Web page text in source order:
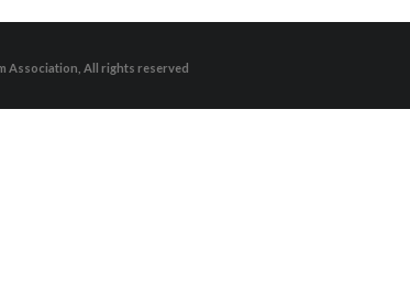
Association, All rights reserved